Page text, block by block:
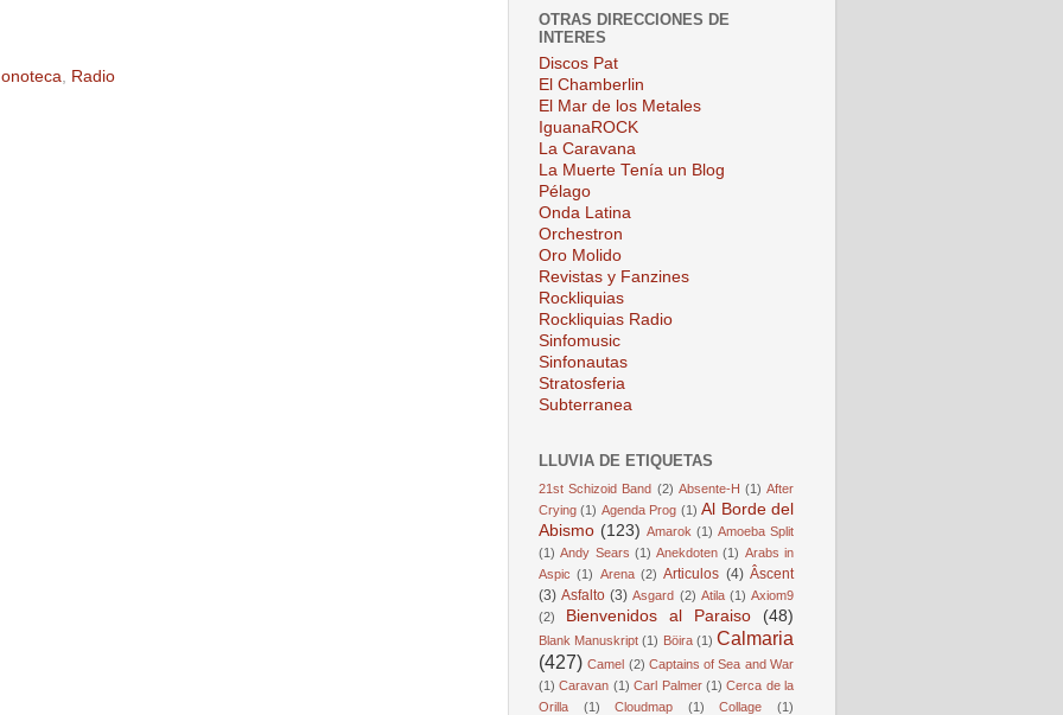
Radio
OTRAS DIRECCIONES DE
INTERES
Discos Pat
El Chamberlin
El Mar de los Metales
IguanaROCK
La Caravana
La Muerte Tenía un Blog
Pélago
Onda Latina
Orchestron
Oro Molido
Revistas y Fanzines
Rockliquias
Rockliquias Radio
Sinfomusic
Sinfonautas
Stratosferia
Subterranea
LLUVIA DE ETIQUETAS
21st Schizoid Band (2) Absente-H (1) After
Crying (1) Agenda Prog (1) Al Borde del
Abismo (123) Amarok (1) Amoeba Split
(1) Andy Sears (1) Anekdoten (1) Arabs in
Aspic (1) Arena (2) Articulos (4) Âscent
(3) Asfalto (3) Asgard (2) Atila (1) Axiom9
(2)
Bienvenidos al Paraiso (48)
Blank Manuskript (1) Böira (1) Calmaria
(427) Camel (2) Captains of Sea and War
(1) Caravan (1) Carl Palmer (1) Cerca de la
Orilla
(1) Cloudmap (1) Collage
(1)